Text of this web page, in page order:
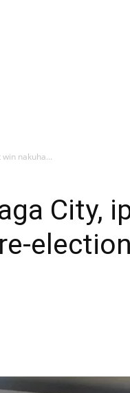
nakuha...
City,